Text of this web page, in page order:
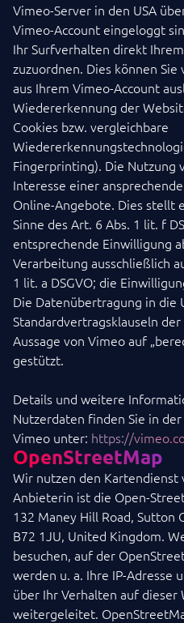
Vimeo-Server in den USA
Vimeo-Account eingeloggt
Ihr Surfverhalten direkt
zuzuordnen. Dies können
aus Ihrem Vimeo-Account
Wiedererkennung der
Cookies bzw. vergleichbare
Fingerprinting). Die Nutzung
Interesse einer
Online-Angebote. Dies stellt
Sinne des Art. 6 Abs. 1 lit. f
entsprechende Einwilligung
Verarbeitung ausschließlich
1 lit. a DSGVO; die
Die Datenübertragung in die
Standardvertragsklauseln
Aussage von Vimeo auf
gestützt.
Details und weitere
Nutzerdaten finden Sie in
Vimeo unter: https://
OpenStreetMap
Wir nutzen den Kartendienst
Anbieterin ist die Open-
132 Maney Hill Road, Sutton
B72 1JU, United Kingdom.
besuchen, auf der
werden u. a. Ihre IP-Adresse
über Ihr Verhalten auf dieser
weitergeleitet.